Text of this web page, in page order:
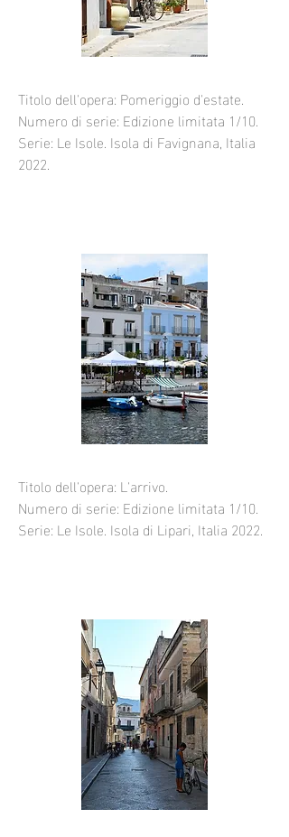
Titolo dell'opera: Pomeriggio d'estate.
Numero di serie: Edizione limitata 1/10.
Serie: Le Isole. Isola di Favignana, Italia
2022.
Titolo dell'opera: L'arrivo.
Numero di serie: Edizione limitata 1/10.
Serie: Le Isole. Isola di Lipari, Italia 2022.